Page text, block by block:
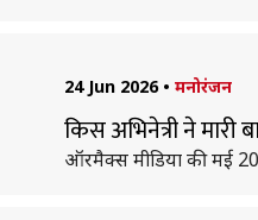
24 Jun 2026 • मनोरंजन
किस अभिनेत्री ने मारी
ऑरमैक्स मीडिया की मई